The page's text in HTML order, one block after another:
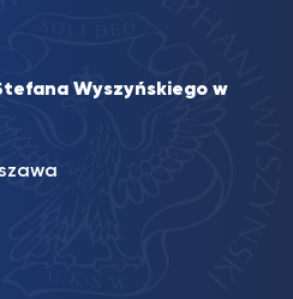
Wyszyńskiego w